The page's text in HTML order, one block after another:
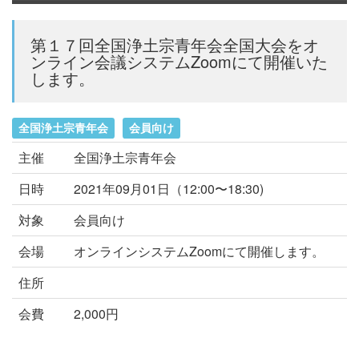
第１７回全国浄土宗青年会全国大会をオ
ンライン会議システムZoomにて開催いた
します。
全国浄土宗青年会 会員向け
主催
全国浄土宗青年会
日時
2021年09月01日（12:00〜18:30)
対象
会員向け
会場
オンラインシステムZoomにて開催します。
住所
会費
2,000円